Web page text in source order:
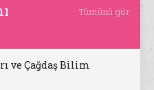
Tümünü gör
ve Çağdaş Bilim